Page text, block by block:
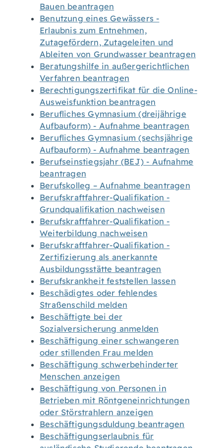
Bauen beantragen
Benutzung eines Gewässers -
Erlaubnis zum Entnehmen,
Zutagefördern, Zutageleiten und
Ableiten von Grundwasser beantragen
Beratungshilfe in außergerichtlichen
Verfahren beantragen
Berechtigungszertifikat für die Online-
Ausweisfunktion beantragen
Berufliches Gymnasium (dreijährige
Aufbauform) - Aufnahme beantragen
Berufliches Gymnasium (sechsjährige
Aufbauform) - Aufnahme beantragen
Berufseinstiegsjahr (BEJ) - Aufnahme
beantragen
Berufskolleg – Aufnahme beantragen
Berufskraftfahrer-Qualifikation -
Grundqualifikation nachweisen
Berufskraftfahrer-Qualifikation -
Weiterbildung nachweisen
Berufskraftfahrer-Qualifikation -
Zertifizierung als anerkannte
Ausbildungsstätte beantragen
Berufskrankheit feststellen lassen
Beschädigtes oder fehlendes
Straßenschild melden
Beschäftigte bei der
Sozialversicherung anmelden
Beschäftigung einer schwangeren
oder stillenden Frau melden
Beschäftigung schwerbehinderter
Menschen anzeigen
Beschäftigung von Personen in
Betrieben mit Röntgeneinrichtungen
oder Störstrahlern anzeigen
Beschäftigungsduldung beantragen
Beschäftigungserlaubnis für